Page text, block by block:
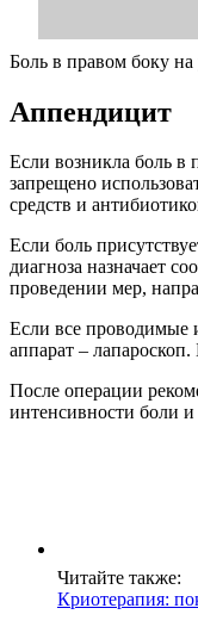
Боль в правом боку
Аппендицит
Если возникла боль в
запрещено
средств и
Если боль
диагноза назначает
проведении мер,
Если все проводимые
аппарат –
После операции
интенсивности боли
Читайте также:
Криотерапия: